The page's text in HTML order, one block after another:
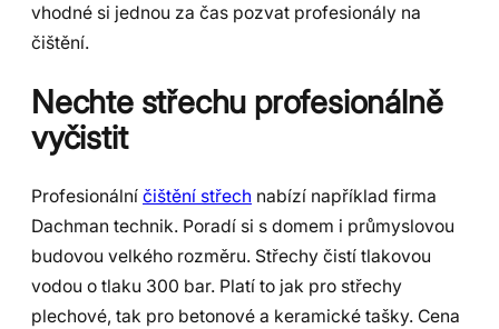
vhodné si jednou za čas pozvat profesionály na
čištění.
Nechte střechu profesionálně
vyčistit
Profesionální čištění střech nabízí například firma
Dachman technik. Poradí si s domem i průmyslovou
budovou velkého rozměru. Střechy čistí tlakovou
vodou o tlaku 300 bar. Platí to jak pro střechy
plechové, tak pro betonové a keramické tašky. Cena